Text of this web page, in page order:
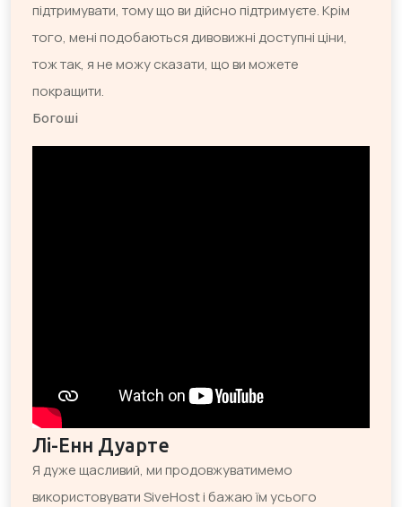
підтримувати, тому що ви дійсно підтримуєте. Крім
того, мені подобаються дивовижні доступні ціни,
тож так, я не можу сказати, що ви можете
покращити.
Богоші
Лі-Енн Дуарте
Я дуже щасливий, ми продовжуватимемо
використовувати SiveHost і бажаю їм усього